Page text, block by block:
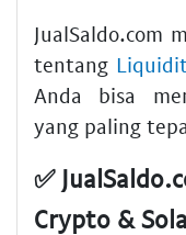
JualSaldo.com
tentang
Anda bisa
yang paling
✅
Crypto &